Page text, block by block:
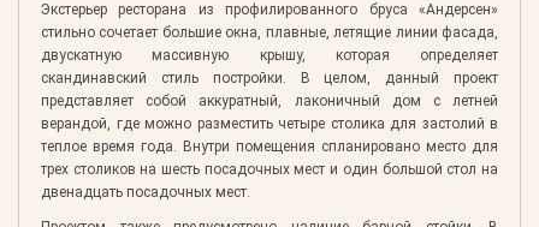
Экстерьер ресторана из профилированного бруса «Андерсен»
стильно сочетает большие окна, плавные, летящие линии фасада,
двускатную массивную крышу, которая определяет
скандинавский стиль постройки. В целом, данный проект
представляет собой аккуратный, лаконичный дом с летней
верандой, где можно разместить четыре столика для застолий в
теплое время года. Внутри помещения спланировано место для
трех столиков на шесть посадочных мест и один большой стол на
двенадцать посадочных мест.